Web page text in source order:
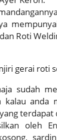
Roti
gerai roti
sudah
kalau
oleh